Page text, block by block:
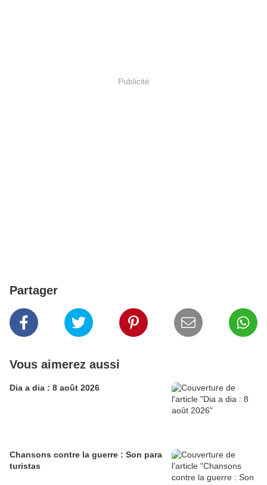
Publicité
Partager
Vous aimerez aussi
Dia a dia : 8 août 2026
Chansons contre la guerre : Son para
turistas